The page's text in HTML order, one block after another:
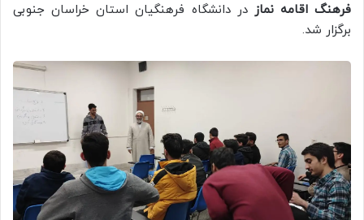
فرهنگ اقامه نماز در دانشگاه فرهنگیان استان خراسان جنوبی
برگزار شد.